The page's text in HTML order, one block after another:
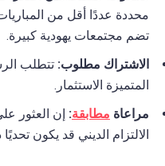
محددة عددًا أقل من
تضم مجتمعات يهودية كبيرة.
الاشتراك مطلوب: تتطلب
المتميزة الاستثمار.
مراعاة مطابقة: إن العثور
الالتزام الديني قد يكون